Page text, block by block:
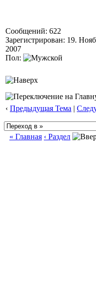
Сообщений: 622
Зарегистрирован: 19.
2007
Пол:
‹ Предыдущая Тема |
« Главная ‹ Раздел